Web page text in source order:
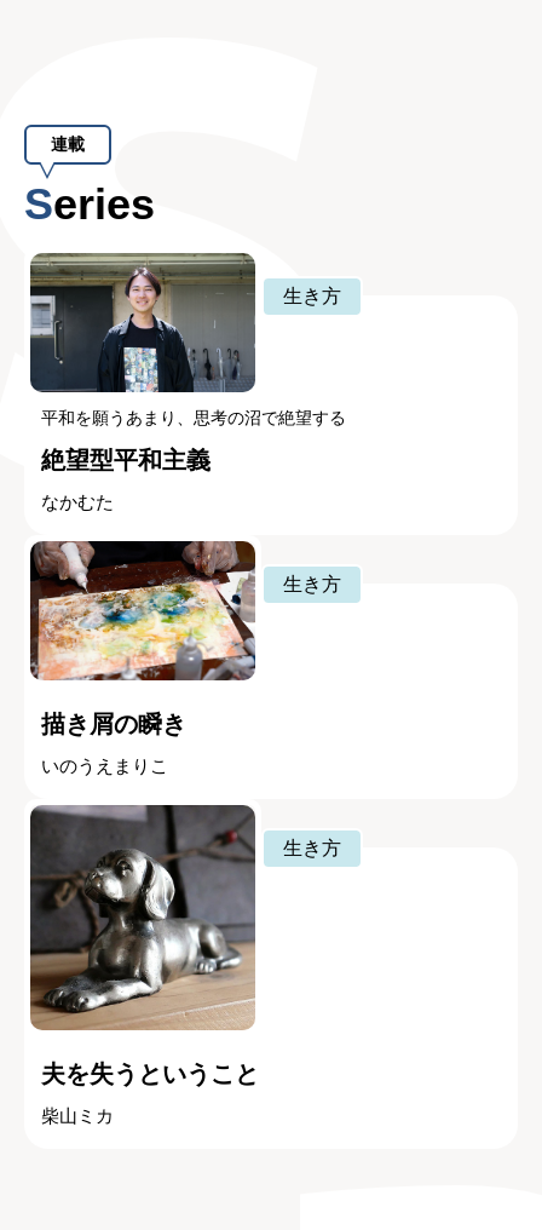
連載
Series
生き方
平和を願うあまり、思考の沼で絶望する
絶望型平和主義
なかむた
生き方
描き屑の瞬き
いのうえまりこ
生き方
夫を失うということ
柴山ミカ